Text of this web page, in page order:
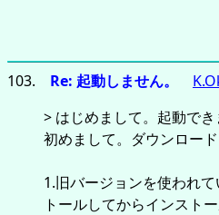
103. Re: 起動しません。
> はじめまして。起動で
初めまして。ダウンロー
1.旧バージョンを使われ
トールしてからインスト